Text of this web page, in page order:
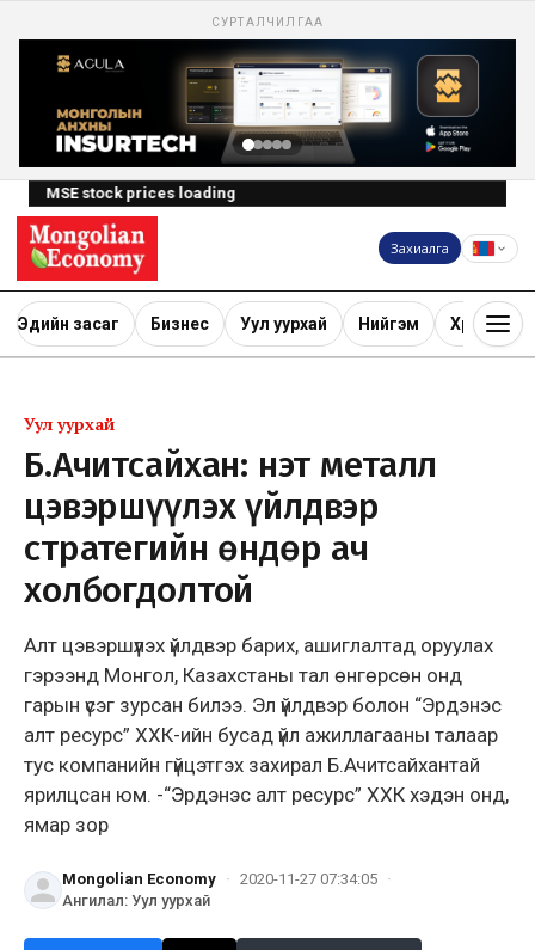
СУРТАЛЧИЛГАА
MSE stock prices loading
Захиалга
Эдийн засаг Бизнес Уул уурхай Нийгэм Хөрөнгө
Уул уурхай
Б.Ачитсайхан: Үнэт металл
цэвэршүүлэх үйлдвэр
стратегийн өндөр ач
холбогдолтой
Алт цэвэршүүлэх үйлдвэр барих, ашиглалтад оруулах
гэрээнд Монгол, Казахстаны тал өнгөрсөн онд
гарын үсэг зурсан билээ. Эл үйлдвэр болон “Эрдэнэс
алт ресурс” ХХК-ийн бусад үйл ажиллагааны талаар
тус компанийн гүйцэтгэх захирал Б.Ачитсайхантай
ярилцсан юм. -“Эрдэнэс алт ресурс” ХХК хэдэн онд,
ямар зор
Mongolian Economy · 2020-11-27 07:34:05 ·
Ангилал: Уул уурхай